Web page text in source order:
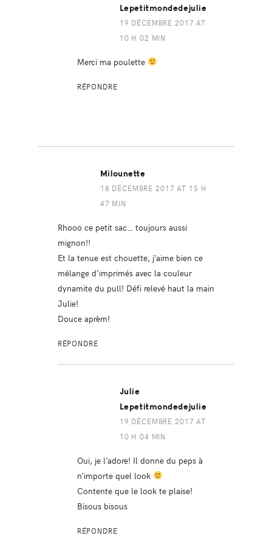
Lepetitmondedejulie
19 DÉCEMBRE 2017 AT
10 H 02 MIN
Merci ma poulette
RÉPONDRE
Milounette
18 DÉCEMBRE 2017 AT 15 H
47 MIN
Rhooo ce petit sac… toujours aussi
mignon!!
Et la tenue est chouette, j’aime bien ce
mélange d’imprimés avec la couleur
dynamite du pull! Défi relevé haut la main
Julie!
Douce aprèm!
RÉPONDRE
Julie
Lepetitmondedejulie
19 DÉCEMBRE 2017 AT
10 H 04 MIN
Oui, je l’adore! Il donne du peps à
n’importe quel look
Contente que le look te plaise!
Bisous bisous
RÉPONDRE